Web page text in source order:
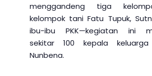
menggandeng tiga
kelompok tani Fatu Tupuk,
ibu-ibu PKK—kegiatan ini
sekitar 100 kepala
Nunbena.